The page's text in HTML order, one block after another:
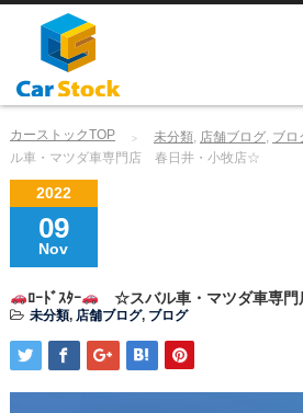
カーストックTOP 未分類, 店舗ブログ, ブロ
ル車・マツダ車専門店 春日井・小牧店☆
2022
09
Nov
ﾛｰﾄﾞｽﾀｰ ☆スバル車・マツダ車専
未分類, 店舗ブログ, ブログ